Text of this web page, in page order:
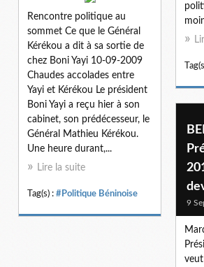
Rencontre politique au
sommet Ce que le Général
Kérékou a dit à sa sortie de
chez Boni Yayi 10-09-2009
Chaudes accolades entre
Yayi et Kérékou Le président
Boni Yayi a reçu hier à son
cabinet, son prédécesseur, le
Général Mathieu Kérékou.
Une heure durant,...
Lire la suite
Tag(s) : #Politique Béninoise
9